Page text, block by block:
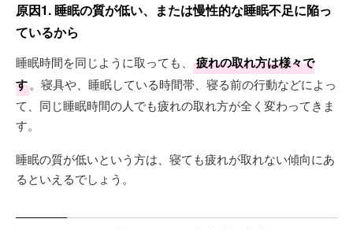
原因1. 睡眠の質が低い、または慢性的な睡眠不足に陥っ
ているから
睡眠時間を同じように取っても、
疲れの取れ方は様々で
す。寝具や、睡眠している時間帯、寝る前の行動などによっ
て、同じ睡眠時間の人でも疲れの取れ方が全く変わってきま
す。
睡眠の質が低いという方は、寝ても疲れが取れない傾向にあ
るといえるでしょう。